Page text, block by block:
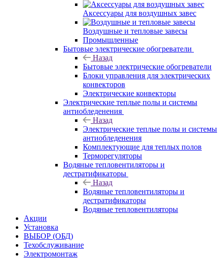
Аксессуары для воздушных завес
Воздушные и тепловые завесы
Промышленные
Бытовые электрические обогреватели
Назад
Бытовые электрические обогреватели
Блоки управления для электрических
конвекторов
Электрические конвекторы
Электрические теплые полы и системы
антиобледенения
Назад
Электрические теплые полы и системы
антиобледенения
Комплектующие для теплых полов
Терморегуляторы
Водяные тепловентиляторы и
дестратификаторы
Назад
Водяные тепловентиляторы и
дестратификаторы
Водяные тепловентиляторы
Акции
Установка
ВЫБОР (ОБД)
Техобслуживание
Электромонтаж